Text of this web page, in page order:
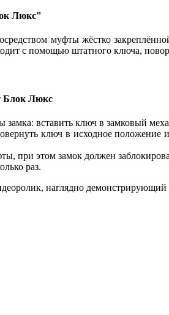
Люкс"
муфты жёстко
с помощью штатного ключа,
Блок Люкс
замка: вставить ключ в замковый
ключ в исходное положение
при этом замок должен
раз.
наглядно